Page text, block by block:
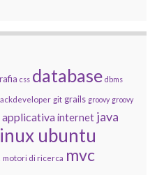
css database dbms
git grails groovy groovy
applicativainternet java
ubuntu
motori di ricerca mvc